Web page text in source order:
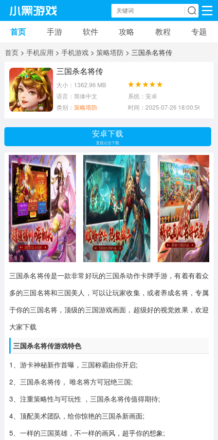
手机游戏 手机软件
安卓游戏 卡牌游戏
益智游戏 音乐游戏 传奇游戏
模拟游戏
策略游戏 文字游戏 角色扮演
首页 手游 软件 攻略 教程 专题
首页 > 手机应用 > 手机游戏 > 策略塔防 > 三国杀名将传
三国杀名将传
大小：1362.96 MB
语言：简体中文
系统：安卓
类别： 策略塔防 时间：2025-07-26 18:00:56
安卓下载
直接点击下载
三国杀名将传是一款非常好玩的三国杀动作卡牌手游，有着有着众
多的三国名将和三国美人，可以让玩家收集，或者养成名将，专属
于你的三国名将，顶级的三国游戏画面，超级好的视觉效果，欢迎
大家下载
三国杀名将传游戏特色
1、游卡神秘新作首曝，三国称霸由你开启;
2、三国杀名将传， 唯名将方可冠绝三国;
3、注重策略性与可玩性 ，三国杀名将传值得期待;
4、顶配美术团队，给你惊艳的三国杀新画面;
5、一样的三国英雄，不一样的画风，超乎你的想象;